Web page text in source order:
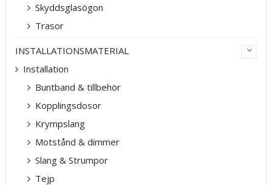
Skyddsglasögon
Trasor
INSTALLATIONSMATERIAL
Installation
Buntband & tillbehör
Kopplingsdosor
Krympslang
Motstånd & dimmer
Slang & Strumpor
Tejp